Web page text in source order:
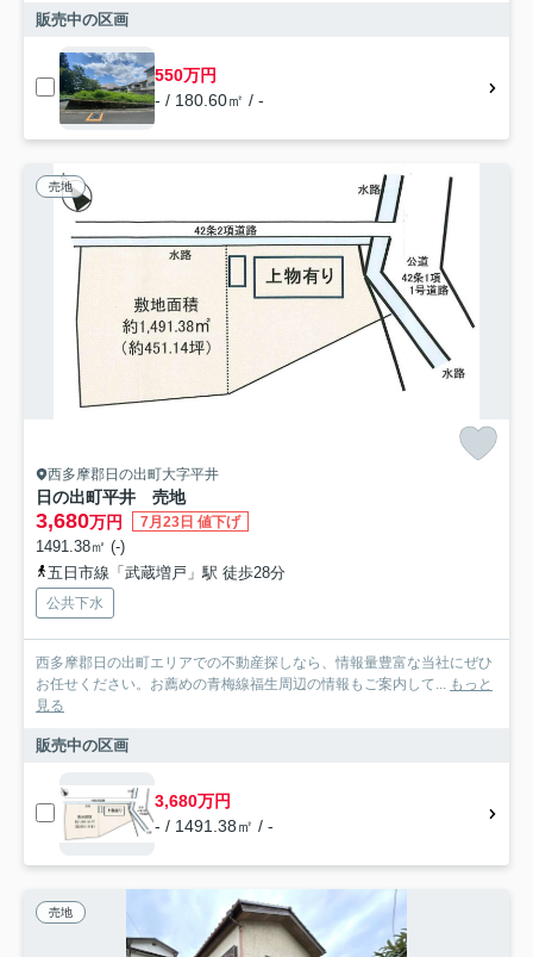
販売中の区画
550万円
- / 180.60㎡ / -
売地
西多摩郡日の出町大字平井
日の出町平井 売地
3,680万円 7月23日 値下げ
1491.38㎡ (-)
五日市線「武蔵増戸」駅 徒歩28分
公共下水
西多摩郡日の出町エリアでの不動産探しなら、情報量豊富な当社にぜひ
お任せください。お薦めの青梅線福生周辺の情報もご案内して... もっと
見る
販売中の区画
3,680万円
- / 1491.38㎡ / -
売地